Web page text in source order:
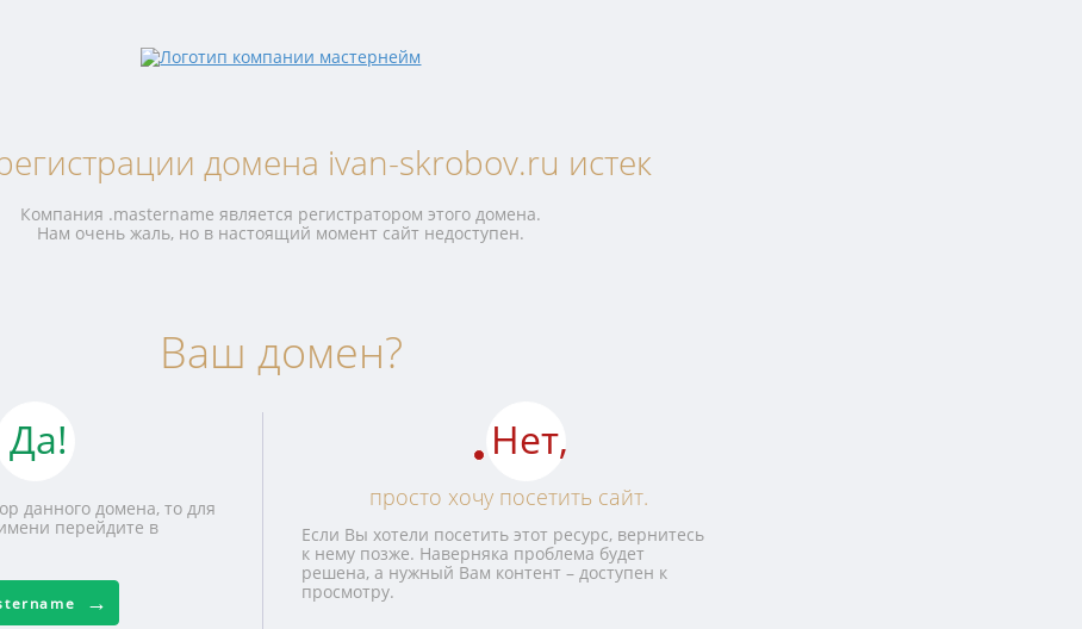
домена ivan-skrobov.ru истек
Компания .mastername является регистратором этого домена.
Нам очень жаль, но в настоящий момент сайт недоступен.
Ваш домен?
Да!
данного домена, то для
перейдите в
Нет,
просто хочу посетить сайт.
Если Вы хотели посетить этот ресурс, вернитесь
к нему позже. Наверняка проблема будет
решена, а нужный Вам контент – доступен к
просмотру.